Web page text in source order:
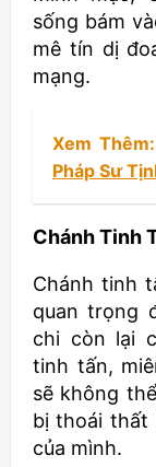
sống bám
mê tín dị
mạng.
Xem Thêm:
Pháp Sư
Chánh Tinh
Chánh tinh
quan trọng
chi còn lại
tinh tấn,
sẽ không
bị thoái thất
của mình.